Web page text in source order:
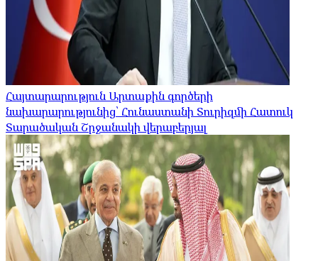
Հայտարարություն Արտաքին գործերի
նախարարությունից՝ Հունաստանի Տուրիզմի Հատուկ
Տարածական Շրջանակի վերաբերյալ